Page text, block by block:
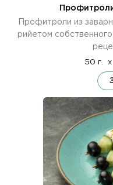
Профитроли из
рийетом
50 г. x